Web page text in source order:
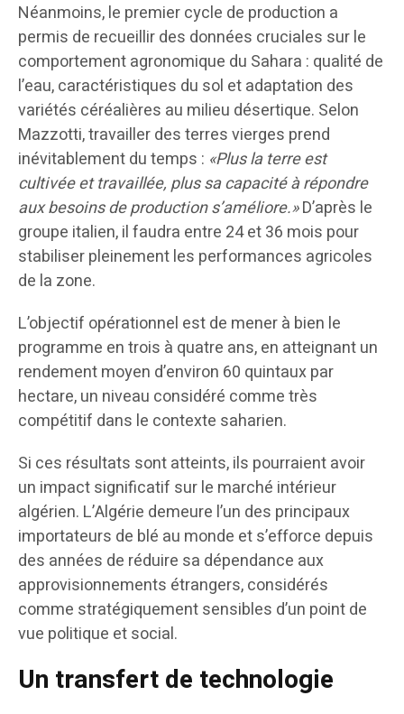
Néanmoins, le premier cycle de production a
permis de recueillir des données cruciales sur le
comportement agronomique du Sahara : qualité de
l’eau, caractéristiques du sol et adaptation des
variétés céréalières au milieu désertique. Selon
Mazzotti, travailler des terres vierges prend
inévitablement du temps : «Plus la terre est
cultivée et travaillée, plus sa capacité à répondre
aux besoins de production s’améliore.»D’après le
groupe italien, il faudra entre 24 et 36 mois pour
stabiliser pleinement les performances agricoles
de la zone.
L’objectif opérationnel est de mener à bien le
programme en trois à quatre ans, en atteignant un
rendement moyen d’environ 60 quintaux par
hectare, un niveau considéré comme très
compétitif dans le contexte saharien.
Si ces résultats sont atteints, ils pourraient avoir
un impact significatif sur le marché intérieur
algérien. L’Algérie demeure l’un des principaux
importateurs de blé au monde et s’efforce depuis
des années de réduire sa dépendance aux
approvisionnements étrangers, considérés
comme stratégiquement sensibles d’un point de
vue politique et social.
Un transfert de technologie